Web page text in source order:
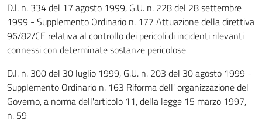
D.l. n. 334 del 17 agosto 1999, G.U. n. 228 del 28 settembre
1999 - Supplemento Ordinario n. 177 Attuazione della direttiva
96/82/CE relativa al controllo dei pericoli di incidenti rilevanti
connessi con determinate sostanze pericolose
D.l. n. 300 del 30 luglio 1999, G.U. n. 203 del 30 agosto 1999 -
Supplemento Ordinario n. 163 Riforma dell' organizzazione del
Governo, a norma dell'articolo 11, della legge 15 marzo 1997,
n. 59